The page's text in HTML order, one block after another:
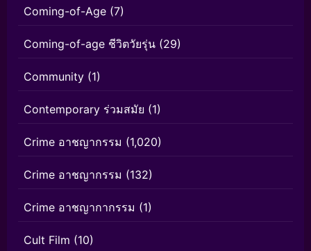
Coming-of-Age (7)
Coming-of-age ชีวิตวัยรุ่น (29)
Community (1)
Contemporary ร่วมสมัย (1)
Crime อาชญากรรม (1,020)
Crime อาชญากรรม (132)
Crime อาชญากากรรม (1)
Cult Film (10)